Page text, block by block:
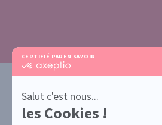
CERTIFIÉ PAR EN SAVOIR PLUS SUR
certifié
-
En
savoir
plus
Salut c'est nous...
les Cookies !